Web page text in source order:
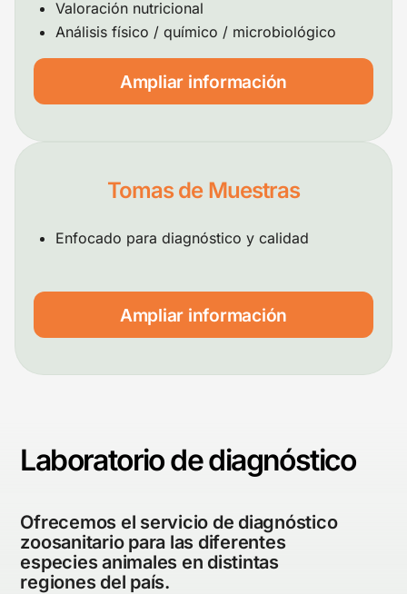
Valoración nutricional
Análisis físico / químico / microbiológico
Ampliar información
Tomas de Muestras
Enfocado para diagnóstico y calidad
Ampliar información
Laboratorio de diagnóstico
Ofrecemos el servicio de diagnóstico
zoosanitario para las diferentes
especies animales en distintas
regiones del país.